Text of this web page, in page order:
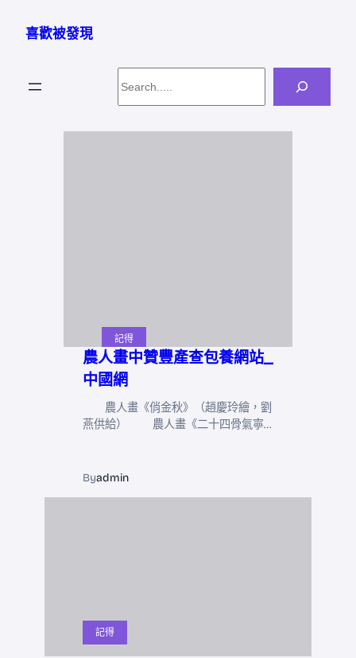
喜歡被發現
記得
農人畫中贊豐產查包養網站_
中國網
農人畫《俏金秋》（趙慶玲繪，劉
燕供給） 農人畫《二十四骨氣寧…
Byadmin
記得